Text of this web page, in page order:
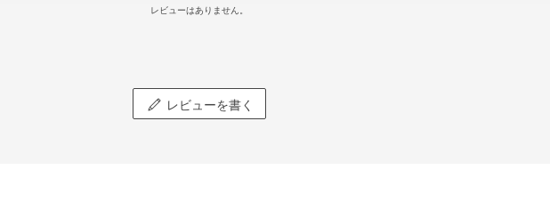
レビューはありません。
レビューを書く